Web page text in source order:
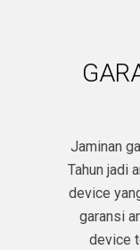
Jaminan
Tahun jadi
device
garansi
device